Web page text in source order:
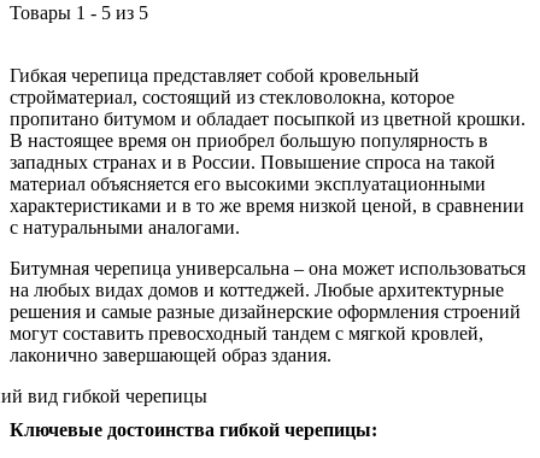
Товары 1 - 5 из 5
Гибкая черепица представляет собой кровельный
стройматериал, состоящий из стекловолокна, которое
пропитано битумом и обладает посыпкой из цветной крошки.
В настоящее время он приобрел большую популярность в
западных странах и в России. Повышение спроса на такой
материал объясняется его высокими эксплуатационными
характеристиками и в то же время низкой ценой, в сравнении
с натуральными аналогами.
Битумная черепица универсальна – она может использоваться
на любых видах домов и коттеджей. Любые архитектурные
решения и самые разные дизайнерские оформления строений
могут составить превосходный тандем с мягкой кровлей,
лаконично завершающей образ здания.
Ключевые достоинства гибкой черепицы: